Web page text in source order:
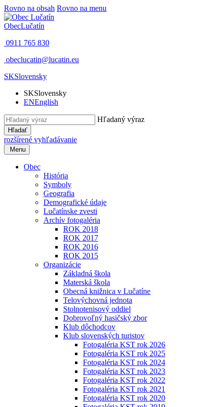
Rovno na obsah Rovno na menu
ObecLučatín
0911 765 830
obeclucatin@lucatin.eu
SKSlovensky
SKSlovensky
ENEnglish
Hľadaný výraz
Hľadať
rozšírené vyhľadávanie
Menu
Obec
História
Symboly
Geografia
Demografické údaje
Lučatínske zvesti
Archív fotogaléria
ROK 2018
ROK 2017
ROK 2016
ROK 2015
Organizácie
Základná škola
Materská škola
Obecná knižnica v Lučatíne
Telovýchovná jednota
Stolnotenisový oddiel
Dobrovoľný hasičský zbor
Klub dôchodcov
Klub slovenských turistov
Fotogaléria KST rok 2026
Fotogaléria KST rok 2025
Fotogaléria KST rok 2024
Fotogaléria KST rok 2023
Fotogaléria KST rok 2022
Fotogaléria KST rok 2021
Fotogaléria KST rok 2020